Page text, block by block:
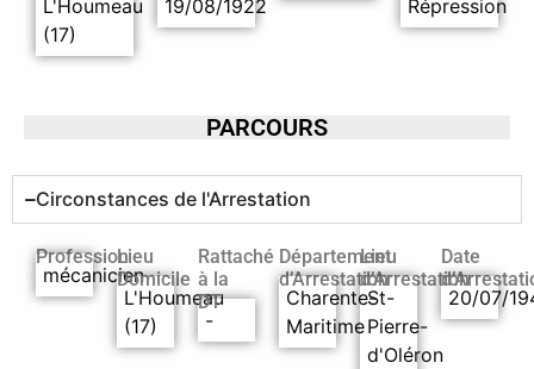
L'Houmeau
(17)
19/08/1922 Répression
PARCOURS
Circonstances de l'Arrestation
Profession
mécanicien
Lieu
Domicile
L'Houmeau
(17)
Rattaché
à la
DT
-
Département
d’Arrestation
Charente-
Maritime
Lieu
d’Arrestation
St-
Pierre-
d'Oléron
Date
20/07/